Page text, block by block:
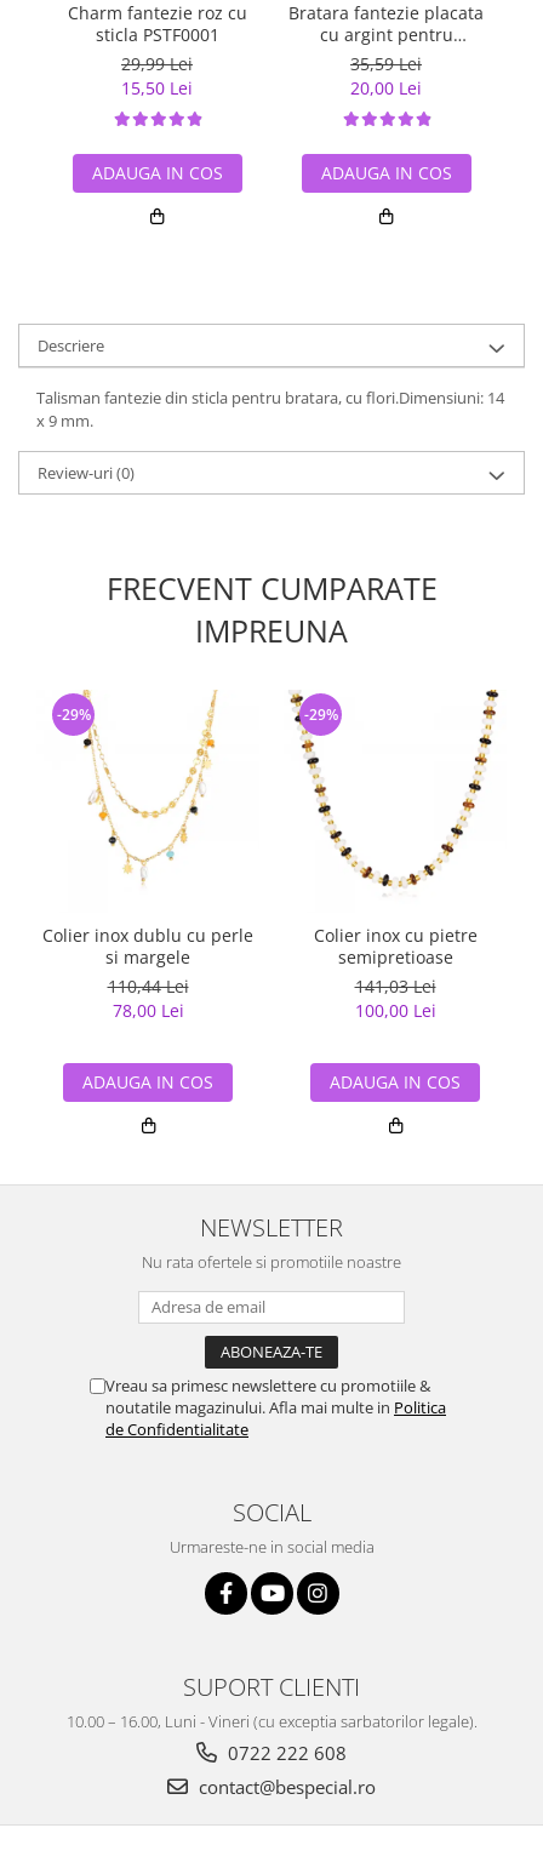
Charm fantezie roz cu
sticla PSTF0001
29,99 Lei
15,50 Lei
ADAUGA IN COS
Bratara fantezie placata
cu argint pentru
talismane BST0002
35,59 Lei
20,00 Lei
ADAUGA IN COS
Descriere
Talisman fantezie din sticla pentru bratara, cu flori.Dimensiuni: 14
x 9 mm.
Review-uri(0)
FRECVENT CUMPARATE
IMPREUNA
Colier inox dublu cu perle
si margele
110,44 Lei
78,00 Lei
-29%
ADAUGA IN COS
Colier inox cu pietre
semipretioase
141,03 Lei
100,00 Lei
-29%
ADAUGA IN COS
NEWSLETTER
Nu rata ofertele si promotiile noastre
Vreau sa primesc newslettere cu promotiile &
noutatile magazinului. Afla mai multe in Politica
de Confidentialitate
SOCIAL
Urmareste-ne in social media
SUPORT CLIENTI
10.00 – 16.00, Luni - Vineri (cu exceptia sarbatorilor legale).
0722 222 608
contact@bespecial.ro